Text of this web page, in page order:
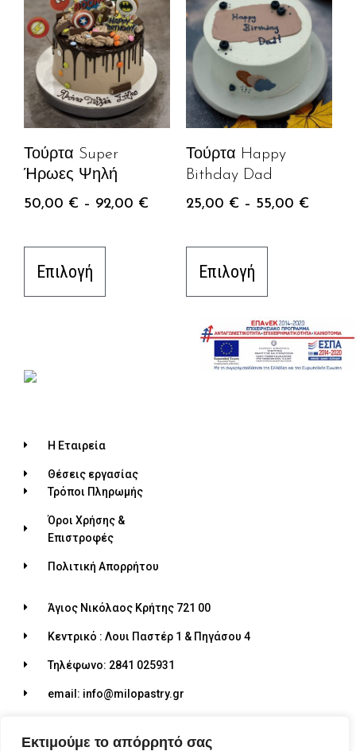
Εκτιμούμε το απόρρητό σας
Τούρτα Super
Ήρωες Ψηλή
50,00 € – 92,00 €
Επιλογή
Τούρτα Happy
Bithday Dad
25,00 € – 55,00 €
Επιλογή
Η Εταιρεία
Θέσεις εργασίας
Τρόποι Πληρωμής
Όροι Χρήσης &
Επιστροφές
Πολιτική Απορρήτου
Άγιος Νικόλαος Κρήτης 721 00
Κεντρικό : Λουι Παστέρ 1 & Πηγάσου 4
Τηλέφωνο: 2841 025931
email: info@milopastry.gr